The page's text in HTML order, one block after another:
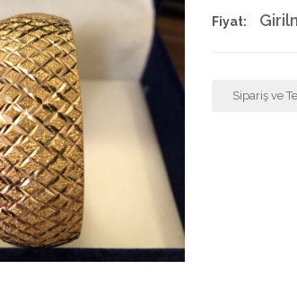
Fiyat:
Sipariş ve